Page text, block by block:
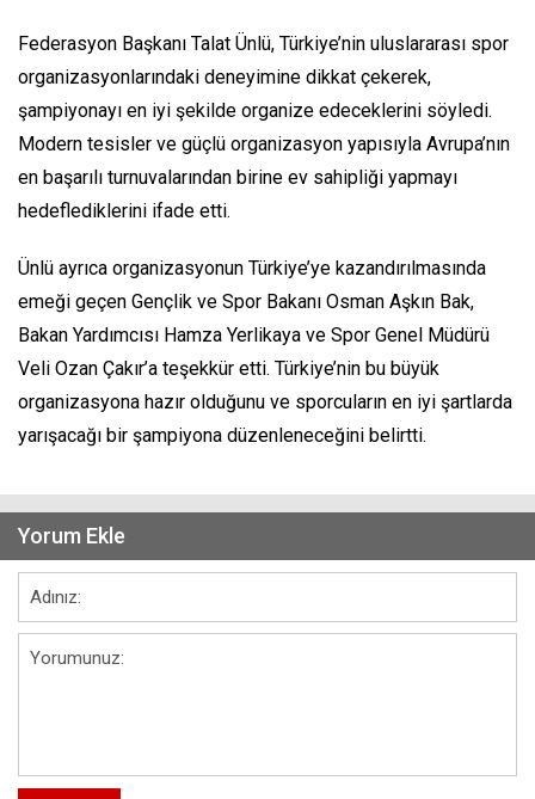
Federasyon Başkanı Talat Ünlü, Türkiye’nin uluslararası spor
organizasyonlarındaki deneyimine dikkat çekerek,
şampiyonayı en iyi şekilde organize edeceklerini söyledi.
Modern tesisler ve güçlü organizasyon yapısıyla Avrupa’nın
en başarılı turnuvalarından birine ev sahipliği yapmayı
hedeflediklerini ifade etti.
Ünlü ayrıca organizasyonun Türkiye’ye kazandırılmasında
emeği geçen Gençlik ve Spor Bakanı Osman Aşkın Bak,
Bakan Yardımcısı Hamza Yerlikaya ve Spor Genel Müdürü
Veli Ozan Çakır’a teşekkür etti. Türkiye’nin bu büyük
organizasyona hazır olduğunu ve sporcuların en iyi şartlarda
yarışacağı bir şampiyona düzenleneceğini belirtti.
Yorum Ekle